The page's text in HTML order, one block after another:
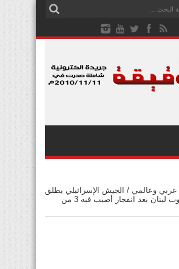
عربي وعالمي / الجيش الإسرائيلي يطلق
قذائف على جنوب لبنان بعد انفجار أصيب فيه 3 من